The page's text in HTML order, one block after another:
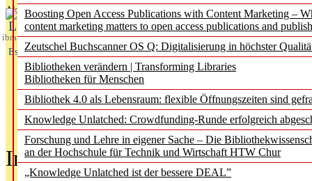
Boosting Open Access Publications with Content Marketing –
content marketing matters to open access publications and
Zeutschel Buchscanner OS Q: Digitalisierung in höchster
Bibliotheken verändern | Transforming Libraries
Bibliotheken für Menschen
Bibliothek 4.0 als Lebensraum: flexible Öffnungszeiten sind
Knowledge Unlatched: Crowdfunding-Runde erfolgreich
Forschung und Lehre in eigener Sache – Die
an der Hochschule für Technik und Wirtschaft HTW Chur
„Knowledge Unlatched ist der bessere DEAL”
Aktuelles aus
L
ibrary
Essentials
In der Ausgabe06/2026(August